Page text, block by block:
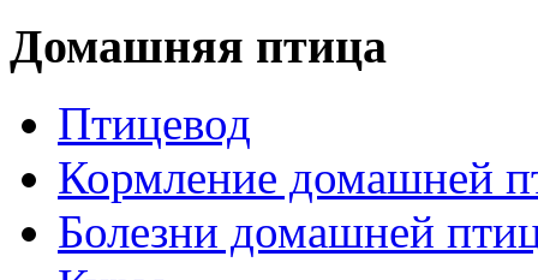
Домашняя птица
Птицевод
Кормление домашней
Болезни домашней